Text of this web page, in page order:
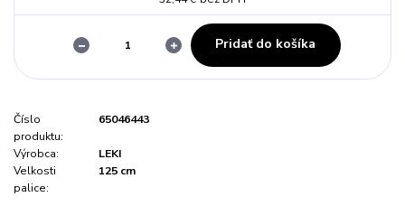
Pridať do košíka
Číslo
produktu:
65046443
Výrobca:
LEKI
Velkosti
palice:
125 cm